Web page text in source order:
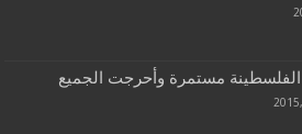
الفلسطينة مستمرة وأحرجت الجميع